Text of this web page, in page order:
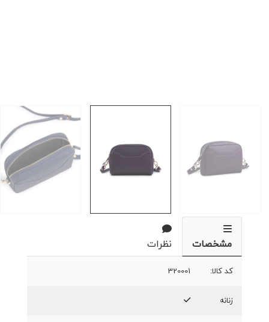
مشخصات نظرات
کد کالا: 320001
زنانه